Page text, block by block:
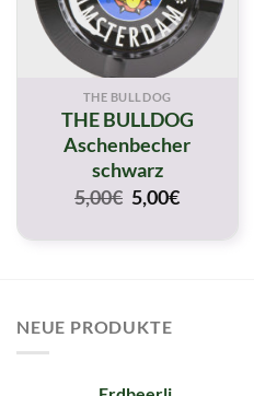
THE BULLDOG
THE BULLDOG
Aschenbecher
schwarz
5,00€ Original
price
5,00€Current
NEUE PRODUKTE